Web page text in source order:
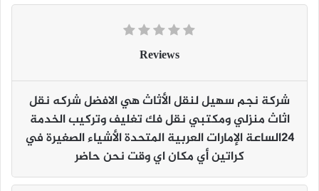
Reviews
شركة نجم سهيل لنقل الأثاث هي الافضل شركه نقل
اثاث منزلي ومكتبي نقل فك تغليف وتركيب الخدمة
٢٤الساعة الإمارات العربية المتحدة الأشياء الصغيرة في
كراتين أي مكان اي وقت نحن حاضر